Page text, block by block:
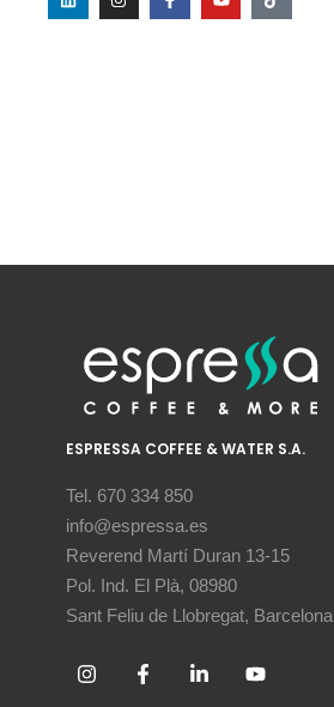
ESPRESSA COFFEE & WATER S.A.
Tel. 670 334 850
info@espressa.es
Reverend Martí Duran 13-15
Pol. Ind. El Plà, 08980
Sant Feliu de Llobregat, Barcelona